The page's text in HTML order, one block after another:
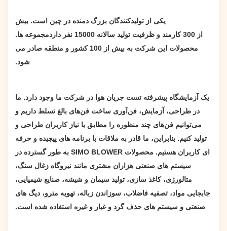
Simo Blower یکی از تولیدکنندگان بزرگ دمنده در چین است. بیش
از 300 کارمند و ظرفیت تولید سالانه 15000 نفر دارد
مجموعه ها.
محصولات این شرکت به بیش از 100 کشور و منطقه صادر می
شود.
یک آزمایشگاه پیشرفته تست جریان هوا در شرکت ما وجود دارد. ما
در طراحی، آزمایش، فن‌آوری ساخت فن‌های بالغ تسلط داریم و
می‌توانیم فن‌های چند منظوره را مطابق با نیاز کاربران طراحی و
تولید کنیم. بنابراین، ما قادر به ملاقات با برنامه های پیچیده و حرفه
ای کاربران هستیم. محصولات SIMO BLOWER به طور گسترده در
سیستم های صنعتی هزاران مشتری مانند نیروگاه زغال سنگ،
متالورژی، کاغذ سازی، تولید سیمان و شیشه، صنایع شیمیایی،
جابجایی مواد، تصفیه فاضلاب، سوزاندن زباله، تهویه مترو، دیگ های
صنعتی و سیستم های حذف گرد و غبار و غیره استفاده شده است.